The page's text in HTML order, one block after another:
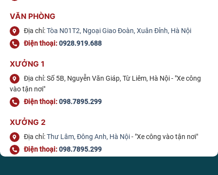
VĂN PHÒNG
Địa chỉ:Tòa N01T2, Ngoại Giao Đoàn, Xuân Đỉnh, Hà Nội
Điện thoại:0928.919.688
XƯỞNG 1
Địa chỉ: Số 5B, Nguyễn Văn Giáp, Từ Liêm, Hà Nội - "Xe công
vào tận nơi"
Điện thoại:098.7895.299
XƯỞNG 2
Địa chỉ:Thư Lâm, Đông Anh, Hà Nội- "Xe công vào tận nơi"
Điện thoại:098.7895.299